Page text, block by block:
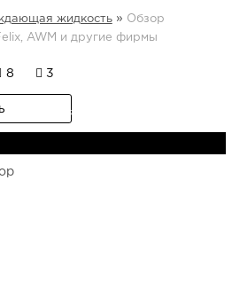
жидкость» Обзор
AWM и другие фирмы
8 3
FELIX, AWM И ДРУГИЕ